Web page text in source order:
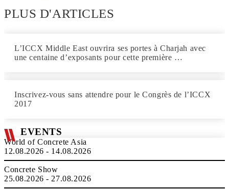
PLUS D'ARTICLES
L’ICCX Middle East ouvrira ses portes à Charjah avec
une centaine d’exposants pour cette première …
Inscrivez-vous sans attendre pour le Congrès de l’ICCX
2017
EVENTS
World of Concrete Asia
12.08.2026 - 14.08.2026
Concrete Show
25.08.2026 - 27.08.2026